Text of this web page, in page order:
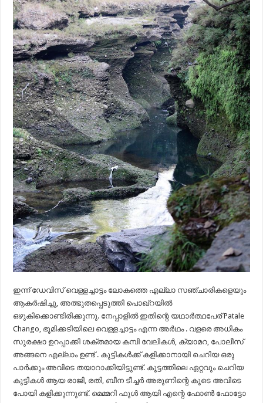
ഇന്ന് ഡേവിസ് വെള്ളച്ചാട്ടം ലോകത്തെ എല്ലാ സഞ്ചാരികളെയും
ആകർഷിച്ചു, അത്ഭുതപ്പെടുത്തി പൊഖ്‌റയിൽ
ഒഴുകിക്കൊണ്ടിരിക്കുന്നു. നേപ്പാളിൽ ഇതിന്റെ യഥാർത്ഥപേര് Patale
Chango, ഭൂമിക്കടിയിലെ വെള്ളച്ചാട്ടം എന്ന അർഥം . വളരെ അധികം
സുരക്ഷാ ഉറപ്പാക്കി ശക്തമായ കമ്പി വേലികൾ, ക്യാമറ, പോലീസ്
അങ്ങനെ എല്ലാം ഉണ്ട് . കുട്ടികൾക്ക്‌ കളിക്കാനായി ചെറിയ ഒരു
പാർക്കും അവിടെ തയാറാക്കിയിട്ടുണ്ട്. കൂട്ടത്തിലെ ഏറ്റവും ചെറിയ
കുട്ടികൾ ആയ രാജി, രതി, ബീന ടീച്ചർ അരുണിന്റെ കൂടെ അവിടെ
പോയി കളിക്കുന്നുണ്ട്. മെമ്മറി ഫുൾ ആയി എന്റെ ഫോൺ ഫോട്ടോ